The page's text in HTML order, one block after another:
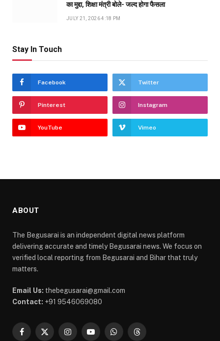
का मुद्दा, शिक्षा मंत्री बोले- जल्द होगा फैसला
JULY 21, 2026 4:18 PM
Stay In Touch
Facebook Twitter
Pinterest Instagram
YouTube Vimeo
ABOUT
The Begusarai is an independent digital news platform
delivering accurate and timely Begusarai news. We focus on
verified local reporting from Begusarai and Bihar that truly
matters.
Email Us: thebegusarai@gmail.com
Contact: +91 9546069080
Facebook
X
InstagramYouTubeWhatsAppThreads